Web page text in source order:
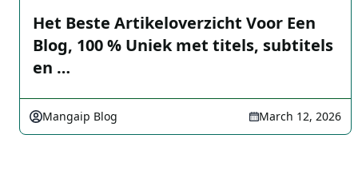
Het Beste Artikeloverzicht Voor Een
Blog, 100 % Uniek met titels, subtitels
en …
Mangaip Blog March 12, 2026